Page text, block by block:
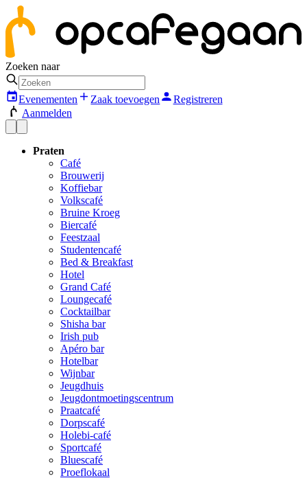
Zoeken naar
Evenementen Zaak toevoegen
Registreren
Aanmelden
Praten
Café
Brouwerij
Koffiebar
Volkscafé
Bruine Kroeg
Biercafé
Feestzaal
Studentencafé
Bed & Breakfast
Hotel
Grand Café
Loungecafé
Cocktailbar
Shisha bar
Irish pub
Apéro bar
Hotelbar
Wijnbar
Jeugdhuis
Jeugdontmoetingscentrum
Praatcafé
Dorpscafé
Holebi-café
Sportcafé
Bluescafé
Proeflokaal